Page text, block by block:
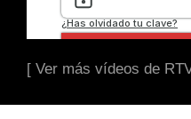
[ Ver más vídeos de